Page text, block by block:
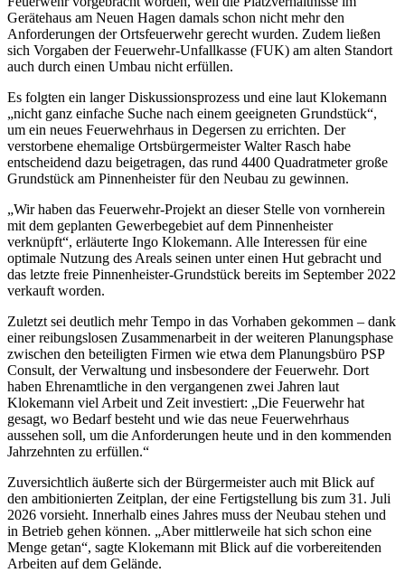
Gerätehaus am Neuen Hagen damals schon nicht mehr den
Anforderungen der Ortsfeuerwehr gerecht wurden. Zudem ließen
sich Vorgaben der Feuerwehr-Unfallkasse (FUK) am alten Standort
auch durch einen Umbau nicht erfüllen.
Es folgten ein langer Diskussionsprozess und eine laut Klokemann
„nicht ganz einfache Suche nach einem geeigneten Grundstück“,
um ein neues Feuerwehrhaus in Degersen zu errichten. Der
verstorbene ehemalige Ortsbürgermeister Walter Rasch habe
entscheidend dazu beigetragen, das rund 4400 Quadratmeter große
Grundstück am Pinnenheister für den Neubau zu gewinnen.
„Wir haben das Feuerwehr-Projekt an dieser Stelle von vornherein
mit dem geplanten Gewerbegebiet auf dem Pinnenheister
verknüpft“, erläuterte Ingo Klokemann. Alle Interessen für eine
optimale Nutzung des Areals seinen unter einen Hut gebracht und
das letzte freie Pinnenheister-Grundstück bereits im September 2022
verkauft worden.
Zuletzt sei deutlich mehr Tempo in das Vorhaben gekommen – dank
einer reibungslosen Zusammenarbeit in der weiteren Planungsphase
zwischen den beteiligten Firmen wie etwa dem Planungsbüro PSP
Consult, der Verwaltung und insbesondere der Feuerwehr. Dort
haben Ehrenamtliche in den vergangenen zwei Jahren laut
Klokemann viel Arbeit und Zeit investiert: „Die Feuerwehr hat
gesagt, wo Bedarf besteht und wie das neue Feuerwehrhaus
aussehen soll, um die Anforderungen heute und in den kommenden
Jahrzehnten zu erfüllen.“
Zuversichtlich äußerte sich der Bürgermeister auch mit Blick auf
den ambitionierten Zeitplan, der eine Fertigstellung bis zum 31. Juli
2026 vorsieht. Innerhalb eines Jahres muss der Neubau stehen und
in Betrieb gehen können. „Aber mittlerweile hat sich schon eine
Menge getan“, sagte Klokemann mit Blick auf die vorbereitenden
Arbeiten auf dem Gelände.